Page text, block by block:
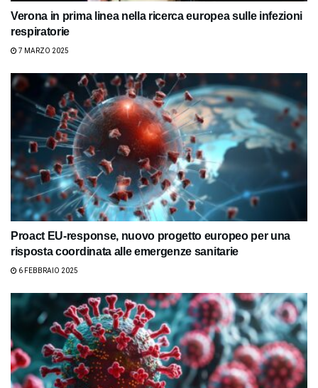
Verona in prima linea nella ricerca europea sulle infezioni
respiratorie
7 MARZO 2025
Proact EU-response, nuovo progetto europeo per una
risposta coordinata alle emergenze sanitarie
6 FEBBRAIO 2025